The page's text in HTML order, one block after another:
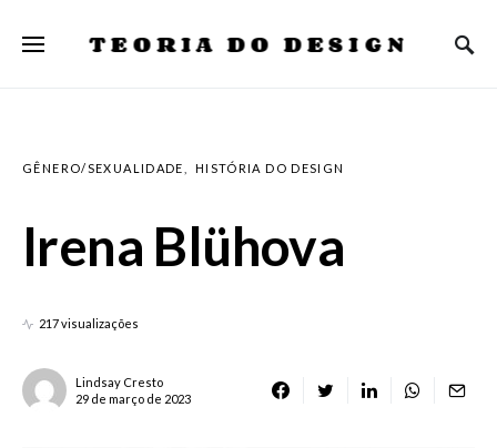
TEORIA DO DESIGN
GÊNERO/SEXUALIDADE HISTÓRIA DO DESIGN
Irena Blühova
217 visualizações
Lindsay Cresto
29 de março de 2023